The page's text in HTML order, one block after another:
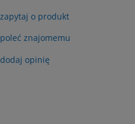
zapytaj o produkt
poleć znajomemu
dodaj opinię